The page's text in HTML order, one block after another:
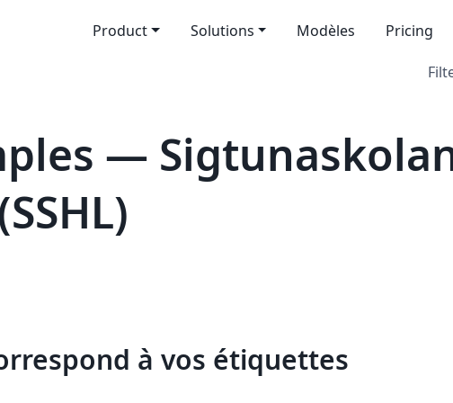
Product Solutions Modèles Pricing
—
à vos étiquettes